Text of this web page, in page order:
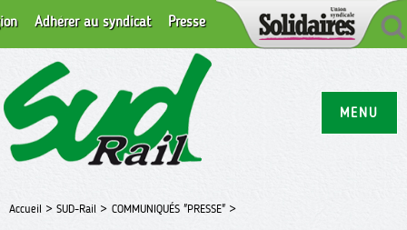
MENU
Adhérer au syndicat Presse
Accueil > SUD-Rail > COMMUNIQUÉS "PRESSE" >